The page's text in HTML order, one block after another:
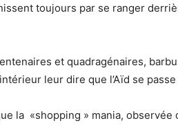
toujours par se ranger
et quadragénaires,
leur dire que l’Aïd se
la «shopping » mania, observée